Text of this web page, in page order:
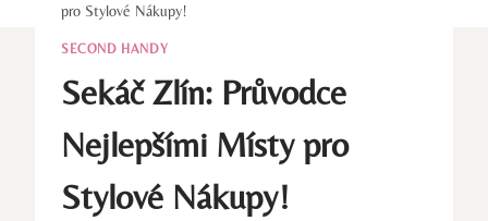
pro Stylové Nákupy!
SECOND HANDY
Sekáč Zlín: Průvodce
Nejlepšími Místy pro
Stylové Nákupy!